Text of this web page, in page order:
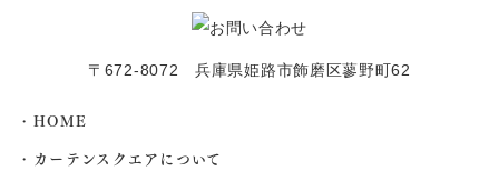
〒672-8072 兵庫県姫路市飾磨区蓼野町62
HOME
カーテンスクエアについて